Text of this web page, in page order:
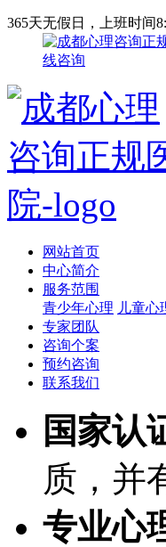
365天无假日，上班时间
线咨询
网站首页
中心简介
服务范围
青少年心理 儿童心
专家团队
咨询个案
预约咨询
联系我们
国家认
质，并
专业心